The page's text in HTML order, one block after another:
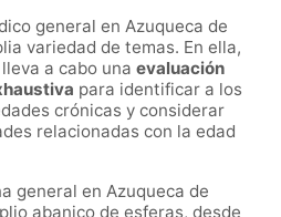
general en Azuqueca de
variedad de temas. En ella,
a cabo una evaluación
para identificar a los
crónicas y considerar
relacionadas con la edad
general en Azuqueca de
abanico de esferas, desde